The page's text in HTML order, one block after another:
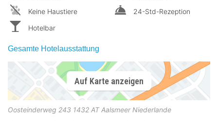
Keine Haustiere
Hotelbar
24-Std-Rezeption
Gesamte Hotelausstattung
Auf Karte anzeigen
Oosteinderweg 243 1432 AT Aalsmeer Niederlande